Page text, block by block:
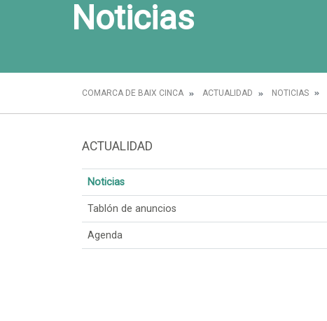
Noticias
COMARCA DE BAIX CINCA ACTUALIDAD NOTICIAS
ACTUALIDAD
Noticias
Tablón de anuncios
Agenda